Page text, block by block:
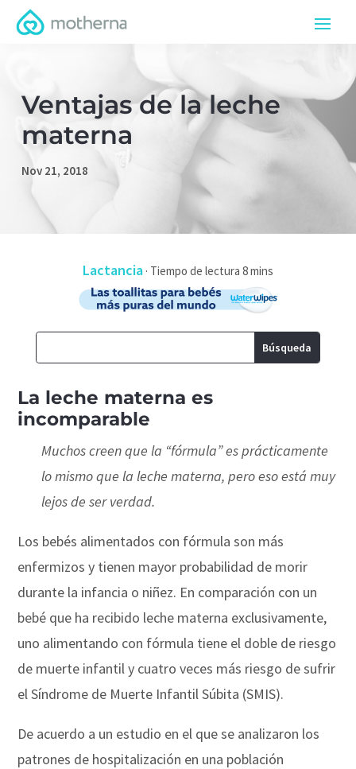
Ventajas de la leche
materna
Nov 21, 2018
Lactancia·
La leche materna es
incomparable
Muchos creen que la “fórmula” es prácticamente
lo mismo que la leche materna, pero eso está muy
lejos de ser verdad.
Los bebés alimentados con fórmula son más
enfermizos y tienen mayor probabilidad de morir
durante la infancia o niñez. En comparación con un
bebé que ha recibido leche materna exclusivamente,
uno alimentando con fórmula tiene el doble de riesgo
de muerte infantil y cuatro veces más riesgo de sufrir
el Síndrome de Muerte Infantil Súbita (SMIS).
De acuerdo a un estudio en el que se analizaron los
patrones de hospitalización en una población